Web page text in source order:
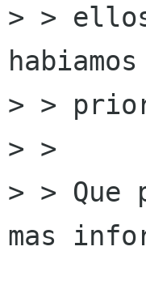
> >
> >
> >
> > Que
mas